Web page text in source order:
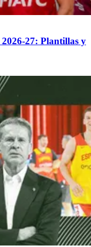
27: Plantillas y